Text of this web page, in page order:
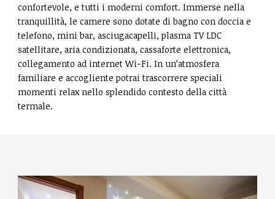
confortevole, e tutti i moderni comfort. Immerse nella
tranquillità, le camere sono dotate di bagno con doccia e
telefono, mini bar, asciugacapelli, plasma TV LDC
satellitare, aria condizionata, cassaforte elettronica,
collegamento ad internet Wi-Fi. In un’atmosfera
familiare e accogliente potrai trascorrere speciali
momenti relax nello splendido contesto della città
termale.